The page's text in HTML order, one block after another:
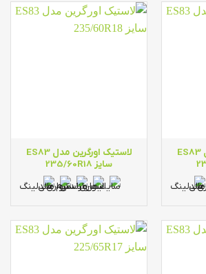
لاستیک اورگرین مدل ES83
لاستیک اورگرین مدل ES83
سایز 235/60R18